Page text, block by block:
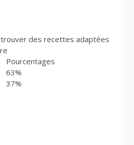
des recettes adaptées
Pourcentages
63%
37%